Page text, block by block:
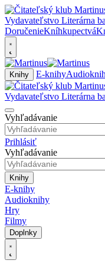
DoručenieKníhkupectvá
Knihy E-knihy
Vyhľadávanie
Prihlásiť
Vyhľadávanie
Knihy
E-knihy
Audioknihy
Hry
Filmy
Doplnky